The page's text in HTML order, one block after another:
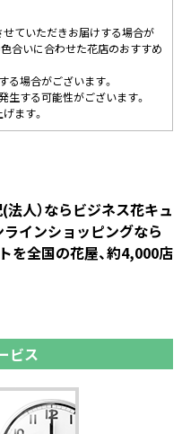
せていただきお届けする場合が
合いに合わせた花店のおすすめ
る場合がございます。
生する可能性がございます。
ます。
人）ならビジネス花キュ
インショッピングなら
を全国の花屋、約4,000店
ビス